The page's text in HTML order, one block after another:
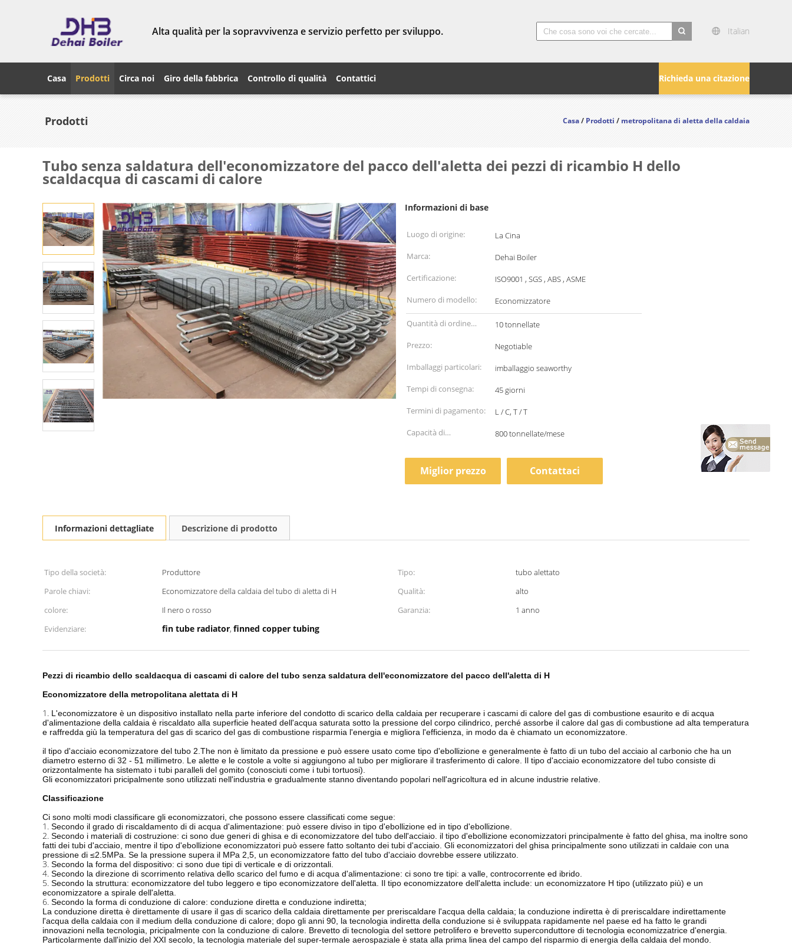
Alta qualità per la sopravvivenza e servizio perfetto per sviluppo. Italian
Richieda una citazione
Casa Prodotti Circa noi Giro della fabbrica Controllo di qualità Contattici
Prodotti Casa/Prodotti/metropolitana di aletta della caldaia
Tubo senza saldatura dell'economizzatore del pacco dell'aletta dei pezzi di ricambio H dello
scaldacqua di cascami di calore
Informazioni di base
Luogo di origine:
La Cina
Marca:
Dehai Boiler
Certificazione:
ISO9001 , SGS , ABS , ASME
Numero di modello:
Economizzatore
Quantità di ordine
minimo:
10 tonnellate
Prezzo:
Negotiable
Imballaggi particolari:
imballaggio seaworthy
Tempi di consegna:
45 giorni
Termini di pagamento:
L / C, T / T
Capacità di
800 tonnellate/mese
Miglior prezzo Contattaci
Informazioni dettagliate Descrizione di prodotto
Tipo della società: Produttore Tipo:
tubo alettato
Parole chiavi:
Economizzatore della caldaia del tubo di aletta di H Qualità:
alto
colore:
Il nero o rosso Garanzia:
1 anno
Evidenziare:
fin tube radiator, finned copper tubing
Pezzi di ricambio dello scaldacqua di cascami di calore del tubo senza saldatura dell'economizzatore del pacco dell'aletta di H
Economizzatore della metropolitana alettata di H
1. L'economizzatore è un dispositivo installato nella parte inferiore del condotto di scarico della caldaia per recuperare i cascami di calore del gas di combustione esaurito e di acqua
d'alimentazione della caldaia è riscaldato alla superficie heated dell'acqua saturata sotto la pressione del corpo cilindrico, perché assorbe il calore dal gas di combustione ad alta temperatura
e raffredda giù la temperatura del gas di scarico del gas di combustione risparmia l'energia e migliora l'efficienza, in modo da è chiamato un economizzatore.
il tipo d'acciaio economizzatore del tubo 2.The non è limitato da pressione e può essere usato come tipo d'ebollizione e generalmente è fatto di un tubo del acciaio al carbonio che ha un
diametro esterno di 32 - 51 millimetro. Le alette e le costole a volte si aggiungono al tubo per migliorare il trasferimento di calore. Il tipo d'acciaio economizzatore del tubo consiste di
orizzontalmente ha sistemato i tubi paralleli del gomito (conosciuti come i tubi tortuosi).
Gli economizzatori pricipalmente sono utilizzati nell'industria e gradualmente stanno diventando popolari nell'agricoltura ed in alcune industrie relative.
Classificazione
Ci sono molti modi classificare gli economizzatori, che possono essere classificati come segue:
1. Secondo il grado di riscaldamento di di acqua d'alimentazione: può essere diviso in tipo d'ebollizione ed in tipo d'ebollizione.
2. Secondo i materiali di costruzione: ci sono due generi di ghisa e di economizzatore del tubo dell'acciaio. il tipo d'ebollizione economizzatori principalmente è fatto del ghisa, ma inoltre sono
fatti dei tubi d'acciaio, mentre il tipo d'ebollizione economizzatori può essere fatto soltanto dei tubi d'acciaio. Gli economizzatori del ghisa principalmente sono utilizzati in caldaie con una
pressione di ≤2.5MPa. Se la pressione supera il MPa 2,5, un economizzatore fatto del tubo d'acciaio dovrebbe essere utilizzato.
3. Secondo la forma del dispositivo: ci sono due tipi di verticale e di orizzontali.
4. Secondo la direzione di scorrimento relativa dello scarico del fumo e di acqua d'alimentazione: ci sono tre tipi: a valle, controcorrente ed ibrido.
5. Secondo la struttura: economizzatore del tubo leggero e tipo economizzatore dell'aletta. Il tipo economizzatore dell'aletta include: un economizzatore H tipo (utilizzato più) e un
economizzatore a spirale dell'aletta.
6. Secondo la forma di conduzione di calore: conduzione diretta e conduzione indiretta;
La conduzione diretta è direttamente di usare il gas di scarico della caldaia direttamente per preriscaldare l'acqua della caldaia; la conduzione indiretta è di preriscaldare indirettamente
l'acqua della caldaia con il medium della conduzione di calore; dopo gli anni 90, la tecnologia indiretta della conduzione si è sviluppata rapidamente nel paese ed ha fatto le grandi
innovazioni nella tecnologia, pricipalmente con la conduzione di calore. Brevetto di tecnologia del settore petrolifero e brevetto superconduttore di tecnologia economizzatrice d'energia.
Particolarmente dall'inizio del XXI secolo, la tecnologia materiale del super-termale aerospaziale è stata alla prima linea del campo del risparmio di energia della caldaia del mondo.